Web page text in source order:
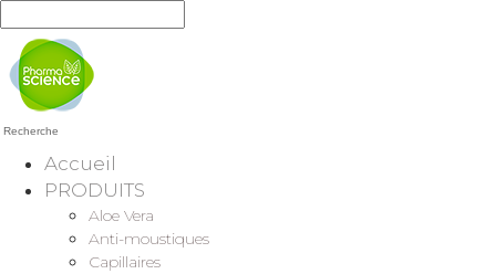
Recherche
Accueil
PRODUITS
Aloe Vera
Anti-moustiques
Capillaires